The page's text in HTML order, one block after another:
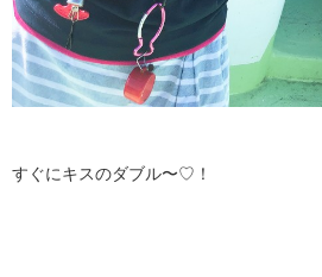
すぐにキスのダブル〜♡！